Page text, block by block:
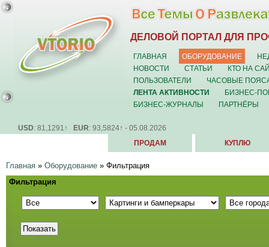
ДЕЛОВОЙ ПОРТАЛ ДЛЯ
ГЛАВНАЯ ОБОРУДОВАНИЕ
НОВОСТИ
СТАТЬИ
КТО НА
ПОЛЬЗОВАТЕЛИ
ЧАСОВЫЕ
ЛЕНТА АКТИВНОСТИ
БИЗНЕС-
БИЗНЕС-ЖУРНАЛЫ
ПАРТНЁРЫ
USD: 81,1291↑ EUR: 93,5824↑ - 05.08.2026
ПРОДАМ КУПЛЮ
Главная » Оборудование » Фильтрация
Фильтрация